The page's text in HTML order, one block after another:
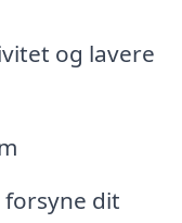
og lavere
dit